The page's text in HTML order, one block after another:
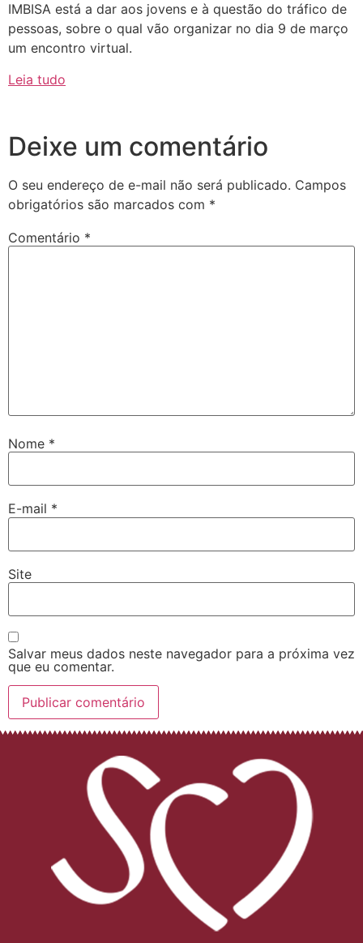
IMBISA está a dar aos jovens e à questão do tráfico de
pessoas, sobre o qual vão organizar no dia 9 de março
um encontro virtual.
Leia tudo
Deixe um comentário
O seu endereço de e-mail não será publicado. Campos
obrigatórios são marcados com *
Comentário *
Nome *
E-mail *
Site
Salvar meus dados neste navegador para a próxima vez
que eu comentar.